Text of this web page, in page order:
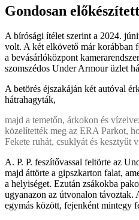
Gondosan
A bírósági ítélet szerint a 2024.
volt. A két elkövető már korábban
a bevásárlóközpont
szomszédos Under Armour üzlet
A betörés éjszakáján két autóval
hátrahagyták,
majd a temetőn, árkokon és
közelítették meg az ERA Parkot,
Fekete ruhát, csuklyát és kesztyűt
A. P. P. feszítővassal feltörte az
majd áttörte a gipszkarton falat,
a helyiséget. Ezután zsákokba
ugyanazon az útvonalon távoztak.
egymás között, fejenként mintegy